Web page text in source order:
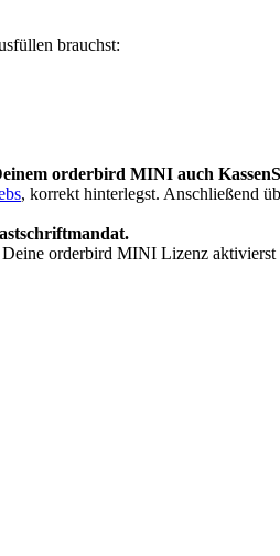
üllen brauchst:
orderbird MINI auch
, korrekt hinterlegst. Anschließend ü
.
Deine orderbird MINI Lizenz aktivierst